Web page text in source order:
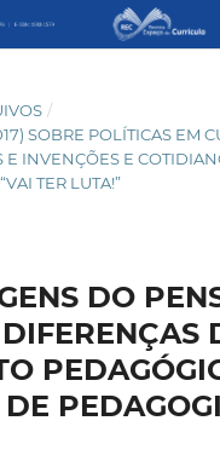
/
SOBRE POLÍTICAS EM
E INVENÇÕES E
TER LUTA!”
DO
DE